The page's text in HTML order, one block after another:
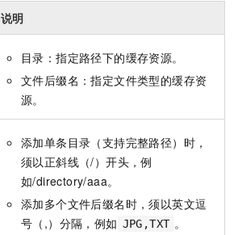
说明
目录：指定路径下的缓存资源。
文件后缀名：指定文件类型的缓存资
源。
添加单条目录（支持完整路径）时，
须以正斜线（/）开头，例
如/directory/aaa。
添加多个文件后缀名时，须以英文逗
号（,）分隔，例如 JPG,TXT 。